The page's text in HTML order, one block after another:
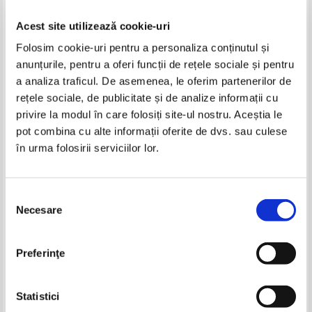
Acest site utilizează cookie-uri
Folosim cookie-uri pentru a personaliza conținutul și
anunțurile, pentru a oferi funcții de rețele sociale și pentru
a analiza traficul. De asemenea, le oferim partenerilor de
rețele sociale, de publicitate și de analize informații cu
privire la modul în care folosiți site-ul nostru. Aceștia le
pot combina cu alte informații oferite de dvs. sau culese
în urma folosirii serviciilor lor.
consimțământului
Necesare
Preferinţe
Statistici
Pavel Chirila - Nu hrani cancerul!
IN STOC
Adaugă în coș
Puiu Stoiculescu - Sobrietate
Adaugă în coș
-20%